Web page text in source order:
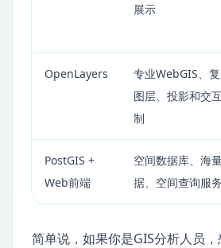
展示
OpenLayers
专业WebGIS、
图层、投影和交
制
PostGIS +
Web前端
空间数据库、海
据、空间查询服务
简单说，如果你是GIS分析人员